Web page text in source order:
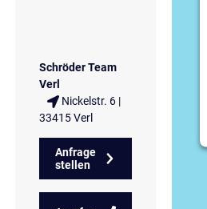
Schröder Team
Verl
Nickelstr. 6 |
33415 Verl
Anfrage
stellen